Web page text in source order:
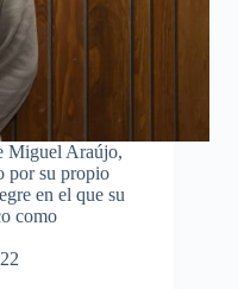
Miguel Araújo,
por su propio
en el que su
como